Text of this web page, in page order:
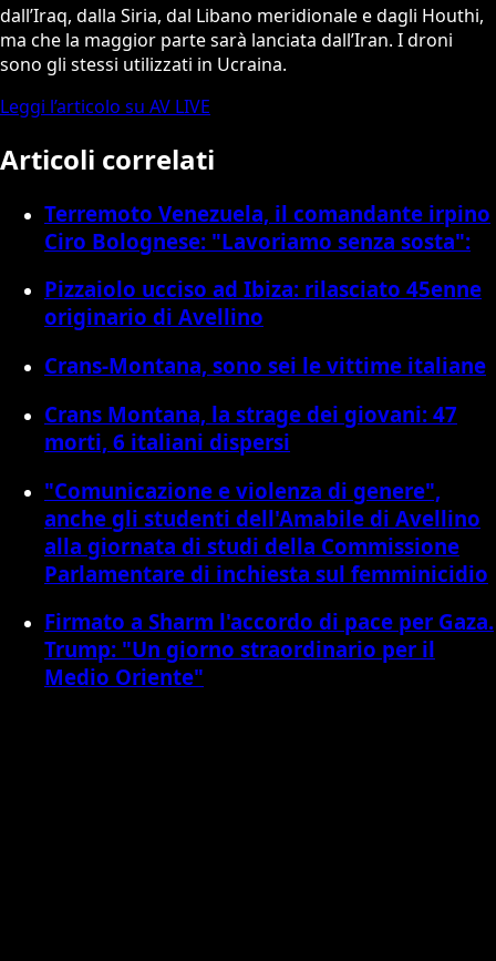
dall’Iraq, dalla Siria, dal Libano meridionale e dagli Houthi,
ma che la maggior parte sarà lanciata dall’Iran. I droni
sono gli stessi utilizzati in Ucraina.
Leggi l’articolo su AV LIVE
Articoli correlati
Terremoto Venezuela, il comandante irpino
Ciro Bolognese: "Lavoriamo senza sosta":
Pizzaiolo ucciso ad Ibiza: rilasciato 45enne
originario di Avellino
Crans-Montana, sono sei le vittime italiane
Crans Montana, la strage dei giovani: 47
morti, 6 italiani dispersi
"Comunicazione e violenza di genere",
anche gli studenti dell'Amabile di Avellino
alla giornata di studi della Commissione
Parlamentare di inchiesta sul femminicidio
Firmato a Sharm l'accordo di pace per Gaza.
Trump: "Un giorno straordinario per il
Medio Oriente"